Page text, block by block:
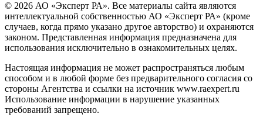
© 2026 АО «Эксперт РА». Все материалы сайта являются
интеллектуальной собственностью АО «Эксперт РА» (кроме
случаев, когда прямо указано другое авторство) и охраняются
законом. Представленная информация предназначена для
использования исключительно в ознакомительных целях.
Настоящая информация не может распространяться любым
способом и в любой форме без предварительного согласия со
стороны Агентства и ссылки на источник www.raexpert.ru
Использование информации в нарушение указанных
требований запрещено.